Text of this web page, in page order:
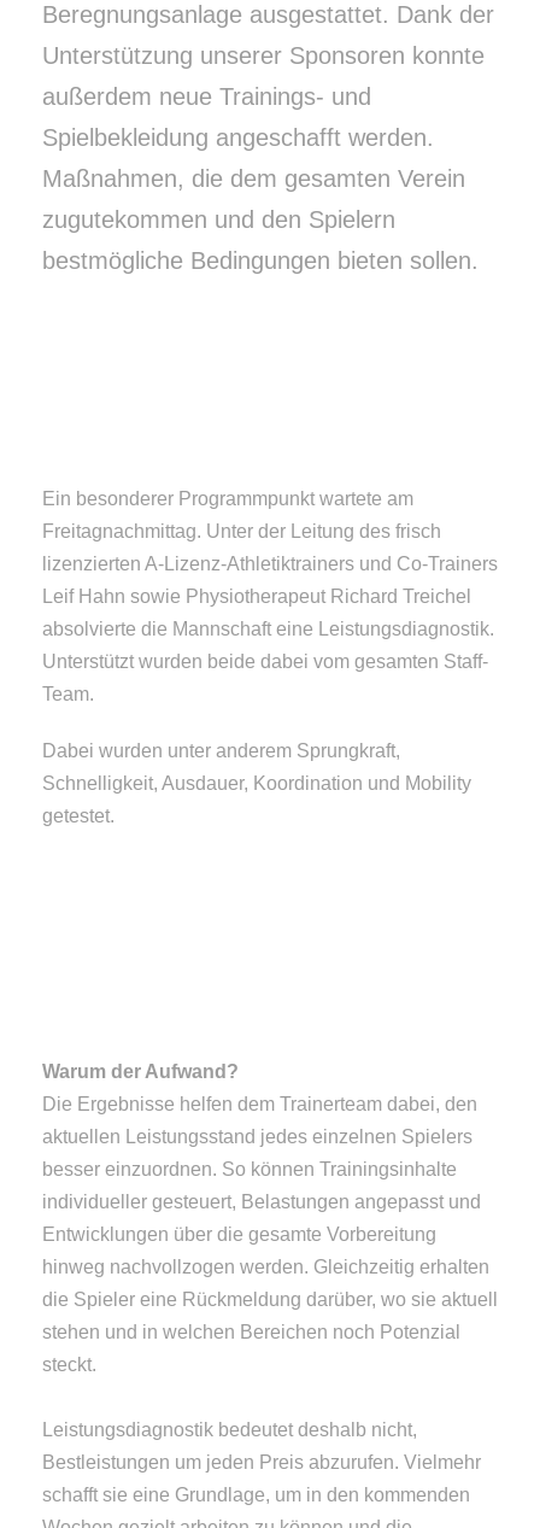
Beregnungsanlage ausgestattet. Dank der
Unterstützung unserer Sponsoren konnte
außerdem neue Trainings- und
Spielbekleidung angeschafft werden.
Maßnahmen, die dem gesamten Verein
zugutekommen und den Spielern
bestmögliche Bedingungen bieten sollen.
Ein besonderer Programmpunkt wartete am
Freitagnachmittag. Unter der Leitung des frisch
lizenzierten A-Lizenz-Athletiktrainers und Co-Trainers
Leif Hahn sowie Physiotherapeut Richard Treichel
absolvierte die Mannschaft eine Leistungsdiagnostik.
Unterstützt wurden beide dabei vom gesamten Staff-
Team.
Dabei wurden unter anderem Sprungkraft,
Schnelligkeit, Ausdauer, Koordination und Mobility
getestet.
Warum der Aufwand?
Die Ergebnisse helfen dem Trainerteam dabei, den
aktuellen Leistungsstand jedes einzelnen Spielers
besser einzuordnen. So können Trainingsinhalte
individueller gesteuert, Belastungen angepasst und
Entwicklungen über die gesamte Vorbereitung
hinweg nachvollzogen werden. Gleichzeitig erhalten
die Spieler eine Rückmeldung darüber, wo sie aktuell
stehen und in welchen Bereichen noch Potenzial
steckt.
Leistungsdiagnostik bedeutet deshalb nicht,
Bestleistungen um jeden Preis abzurufen. Vielmehr
schafft sie eine Grundlage, um in den kommenden